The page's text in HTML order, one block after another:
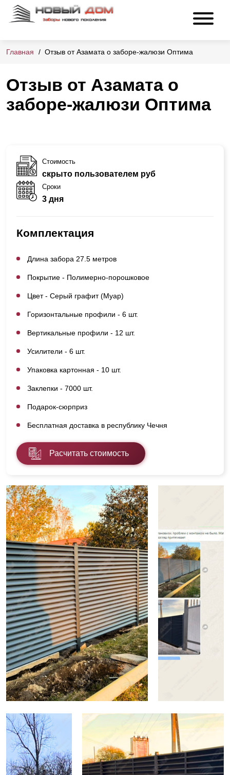
Главная Отзыв от Азамата о заборе-жалюзи Оптима
Отзыв от Азамата о
заборе-жалюзи Оптима
Стоимость
скрыто пользователем руб
Сроки
3 дня
Комплектация
Длина забора 27.5 метров
Покрытие - Полимерно-порошковое
Цвет - Серый графит (Муар)
Горизонтальные профили - 6 шт.
Вертикальные профили - 12 шт.
Усилители - 6 шт.
Упаковка картонная - 10 шт.
Заклепки - 7000 шт.
Подарок-сюрприз
Бесплатная доставка в республику Чечня
Расчитать стоимость